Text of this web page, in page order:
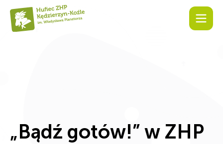
„Bądź gotów!” w ZHP